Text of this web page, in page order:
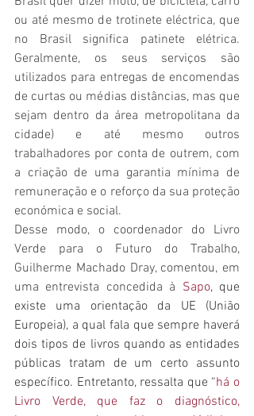
ou até mesmo de trotinete eléctrica, que
no Brasil significa patinete elétrica.
Geralmente, os seus serviços são
utilizados para entregas de encomendas
de curtas ou médias distâncias, mas que
sejam dentro da área metropolitana da
cidade) e até mesmo outros
trabalhadores por conta de outrem, com
a criação de uma garantia mínima de
remuneração e o reforço da sua proteção
económica e social.
Desse modo, o coordenador do Livro
Verde para o Futuro do Trabalho,
Guilherme Machado Dray, comentou, em
uma entrevista concedida à Sapo, que
existe uma orientação da UE (União
Europeia), a qual fala que sempre haverá
dois tipos de livros quando as entidades
públicas tratam de um certo assunto
específico. Entretanto, ressalta que “há o
Livro Verde, que faz o diagnóstico,